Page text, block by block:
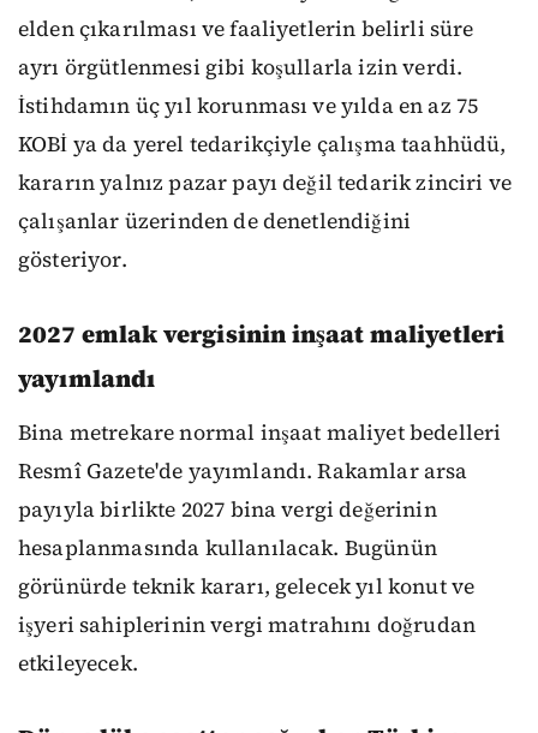
elden çıkarılması ve faaliyetlerin belirli süre
ayrı örgütlenmesi gibi koşullarla izin verdi.
İstihdamın üç yıl korunması ve yılda en az 75
KOBİ ya da yerel tedarikçiyle çalışma taahhüdü,
kararın yalnız pazar payı değil tedarik zinciri ve
çalışanlar üzerinden de denetlendiğini
gösteriyor.
2027 emlak vergisinin inşaat maliyetleri
yayımlandı
Bina metrekare normal inşaat maliyet bedelleri
Resmî Gazete'de yayımlandı. Rakamlar arsa
payıyla birlikte 2027 bina vergi değerinin
hesaplanmasında kullanılacak. Bugünün
görünürde teknik kararı, gelecek yıl konut ve
işyeri sahiplerinin vergi matrahını doğrudan
etkileyecek.